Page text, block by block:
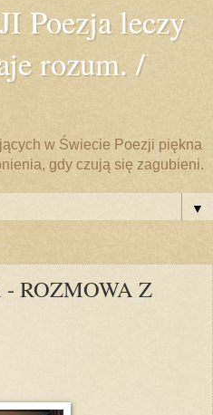
Poezja leczy
rozum. /
w Świecie Poezji piękna
gdy czują się zagubieni.
▼
- ROZMOWA Z